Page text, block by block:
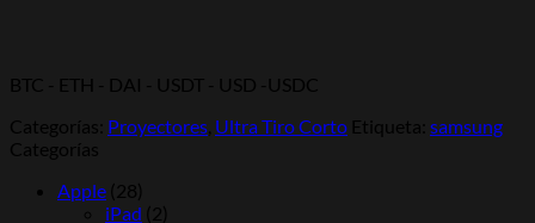
BTC - ETH - DAI - USDT - USD -USDC
Categorías: Proyectores Ultra Tiro Corto Etiqueta: samsung
Categorías
Apple (28)
iPad (2)